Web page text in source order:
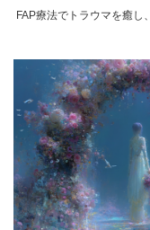
FAP療法でトラウマを癒